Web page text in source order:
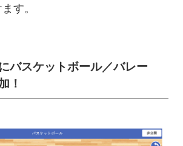
す。
バスケットボール／バレー
！